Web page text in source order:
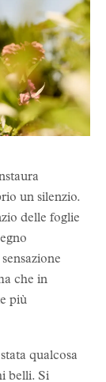
un silenzio.
delle foglie
che in
più
qualcosa
belli. Si